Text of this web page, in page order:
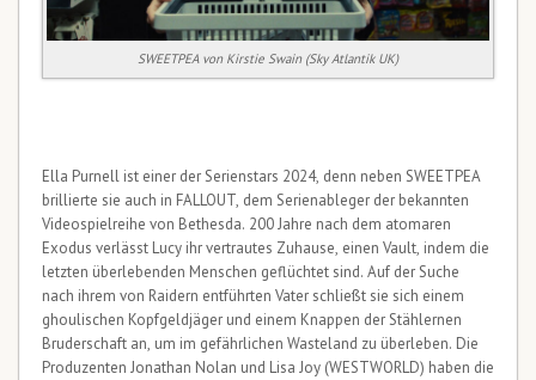
SWEETPEA von Kirstie Swain (Sky Atlantik UK)
Ella Purnell ist einer der Serienstars 2024, denn neben SWEETPEA
brillierte sie auch in FALLOUT, dem Serienableger der bekannten
Videospielreihe von Bethesda. 200 Jahre nach dem atomaren
Exodus verlässt Lucy ihr vertrautes Zuhause, einen Vault, indem die
letzten überlebenden Menschen geflüchtet sind. Auf der Suche
nach ihrem von Raidern entführten Vater schließt sie sich einem
ghoulischen Kopfgeldjäger und einem Knappen der Stählernen
Bruderschaft an, um im gefährlichen Wasteland zu überleben. Die
Produzenten Jonathan Nolan und Lisa Joy (WESTWORLD) haben die